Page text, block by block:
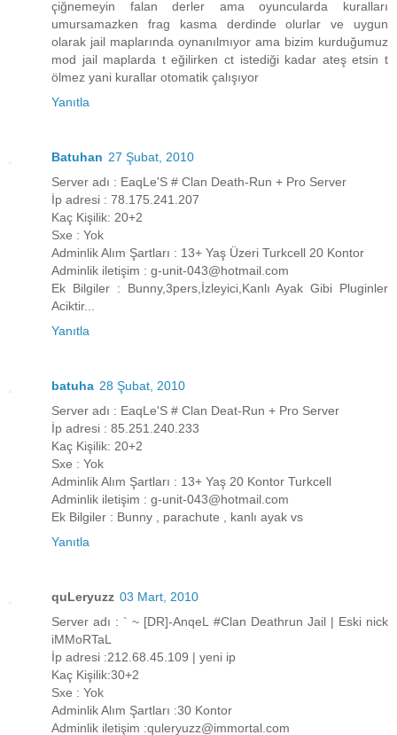
çiğnemeyin falan derler ama oyuncularda kuralları
umursamazken frag kasma derdinde olurlar ve uygun
olarak jail maplarında oynanılmıyor ama bizim kurduğumuz
mod jail maplarda t eğilirken ct istediği kadar ateş etsin t
ölmez yani kurallar otomatik çalışıyor
Yanıtla
Batuhan 27 Şubat, 2010
Server adı : EaqLe'S # Clan Death-Run + Pro Server
İp adresi : 78.175.241.207
Kaç Kişilik: 20+2
Sxe : Yok
Adminlik Alım Şartları : 13+ Yaş Üzeri Turkcell 20 Kontor
Adminlik iletişim : g-unit-043@hotmail.com
Ek Bilgiler : Bunny,3pers,İzleyici,Kanlı Ayak Gibi Pluginler
Aciktir...
Yanıtla
batuha 28 Şubat, 2010
Server adı : EaqLe'S # Clan Deat-Run + Pro Server
İp adresi : 85.251.240.233
Kaç Kişilik: 20+2
Sxe : Yok
Adminlik Alım Şartları : 13+ Yaş 20 Kontor Turkcell
Adminlik iletişim : g-unit-043@hotmail.com
Ek Bilgiler : Bunny , parachute , kanlı ayak vs
Yanıtla
quLeryuzz 03 Mart, 2010
Server adı : ` ~ [DR]-AnqeL #Clan Deathrun Jail | Eski nick
iMMoRTaL
İp adresi :212.68.45.109 | yeni ip
Kaç Kişilik:30+2
Sxe : Yok
Adminlik Alım Şartları :30 Kontor
Adminlik iletişim :quleryuzz@immortal.com